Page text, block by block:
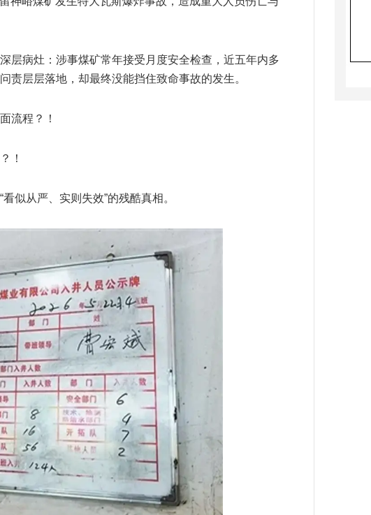
层病灶：涉事煤矿常年接受月度安全检查，近五年内多
责层层落地，却最终没能挡住致命事故的发生。
流程？！
！
似从严、实则失效”的残酷真相。